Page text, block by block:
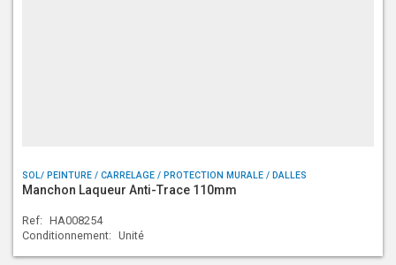
SOL/ PEINTURE / CARRELAGE / PROTECTION MURALE / DALLES
Manchon Laqueur Anti-Trace 110mm
Ref: HA008254
Conditionnement: Unité